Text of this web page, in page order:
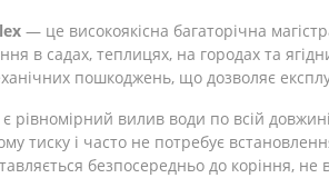
— це високоякісна багаторічна
в садах, теплицях, на городах та
пошкоджень, що дозволяє
рівномірний вилив води по всій
тиску і часто не потребує
безпосередньо до